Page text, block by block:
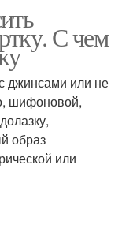
куртки
С чем
джинсами или не
шифоновой,
образ
или